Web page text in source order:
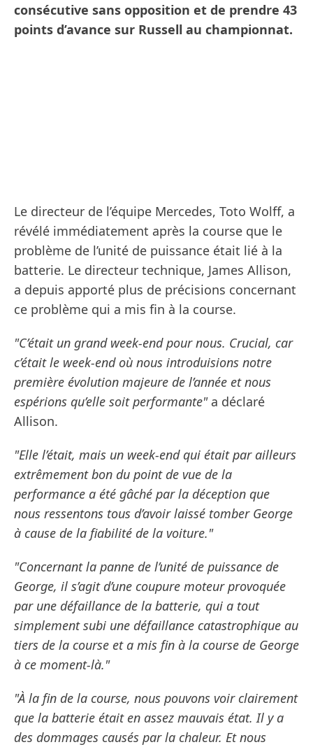
consécutive sans opposition et de prendre 43
points d’avance sur Russell au championnat.
Le directeur de l’équipe Mercedes, Toto Wolff, a
révélé immédiatement après la course que le
problème de l’unité de puissance était lié à la
batterie. Le directeur technique, James Allison,
a depuis apporté plus de précisions concernant
ce problème qui a mis fin à la course.
"C’était un grand week-end pour nous. Crucial, car
c’était le week-end où nous introduisions notre
première évolution majeure de l’année et nous
espérions qu’elle soit performante" a déclaré
Allison.
"Elle l’était, mais un week-end qui était par ailleurs
extrêmement bon du point de vue de la
performance a été gâché par la déception que
nous ressentons tous d’avoir laissé tomber George
à cause de la fiabilité de la voiture."
"Concernant la panne de l’unité de puissance de
George, il s’agit d’une coupure moteur provoquée
par une défaillance de la batterie, qui a tout
simplement subi une défaillance catastrophique au
tiers de la course et a mis fin à la course de George
à ce moment-là."
"À la fin de la course, nous pouvons voir clairement
que la batterie était en assez mauvais état. Il y a
des dommages causés par la chaleur. Et nous